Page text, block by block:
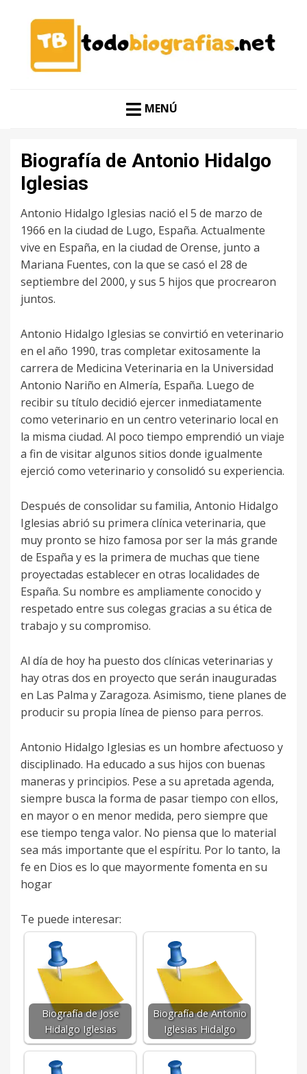
TODO BIOGRAFÍAS
MENÚ
Biografía de Antonio Hidalgo
Iglesias
Antonio Hidalgo Iglesias nació el 5 de marzo de
1966 en la ciudad de Lugo, España. Actualmente
vive en España, en la ciudad de Orense, junto a
Mariana Fuentes, con la que se casó el 28 de
septiembre del 2000, y sus 5 hijos que procrearon
juntos.
Antonio Hidalgo Iglesias se convirtió en veterinario
en el año 1990, tras completar exitosamente la
carrera de Medicina Veterinaria en la Universidad
Antonio Nariño en Almería, España. Luego de
recibir su título decidió ejercer inmediatamente
como veterinario en un centro veterinario local en
la misma ciudad. Al poco tiempo emprendió un viaje
a fin de visitar algunos sitios donde igualmente
ejerció como veterinario y consolidó su experiencia.
Después de consolidar su familia, Antonio Hidalgo
Iglesias abrió su primera clínica veterinaria, que
muy pronto se hizo famosa por ser la más grande
de España y es la primera de muchas que tiene
proyectadas establecer en otras localidades de
España. Su nombre es ampliamente conocido y
respetado entre sus colegas gracias a su ética de
trabajo y su compromiso.
Al día de hoy ha puesto dos clínicas veterinarias y
hay otras dos en proyecto que serán inauguradas
en Las Palma y Zaragoza. Asimismo, tiene planes de
producir su propia línea de pienso para perros.
Antonio Hidalgo Iglesias es un hombre afectuoso y
disciplinado. Ha educado a sus hijos con buenas
maneras y principios. Pese a su apretada agenda,
siempre busca la forma de pasar tiempo con ellos,
en mayor o en menor medida, pero siempre que
ese tiempo tenga valor. No piensa que lo material
sea más importante que el espíritu. Por lo tanto, la
fe en Dios es lo que mayormente fomenta en su
hogar
Te puede interesar:
Biografía de Jose
Hidalgo Iglesias
Biografía de Antonio
Iglesias Hidalgo